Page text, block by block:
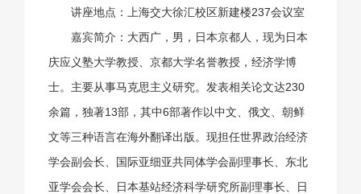
讲座地点：上海交大徐汇校区新建楼237会议室
嘉宾简介：大西广，男，日本京都人，现为日本
庆应义塾大学教授、京都大学名誉教授，经济学博
士。主要从事马克思主义研究。发表相关论文达230
余篇，独著13部，其中6部著作以中文、俄文、朝鲜
文等三种语言在海外翻译出版。现担任世界政治经济
学会副会长、国际亚细亚共同体学会副理事长、东北
亚学会会长、日本基站经济科学研究所副理事长、日